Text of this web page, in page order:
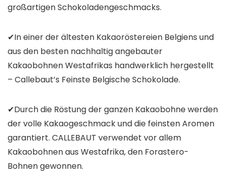
großartigen Schokoladengeschmacks.
✔In einer der ältesten Kakaoröstereien Belgiens und
aus den besten nachhaltig angebauter
Kakaobohnen Westafrikas handwerklich hergestellt
– Callebaut’s Feinste Belgische Schokolade.
✔Durch die Röstung der ganzen Kakaobohne werden
der volle Kakaogeschmack und die feinsten Aromen
garantiert. CALLEBAUT verwendet vor allem
Kakaobohnen aus Westafrika, den Forastero-
Bohnen gewonnen.